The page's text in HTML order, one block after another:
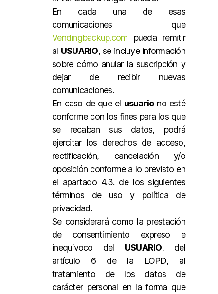
En cada una de esas
comunicaciones que
Vendingbackup.com pueda remitir
al USUARIO, se incluye información
sobre cómo anular la suscripción y
dejar de recibir nuevas
comunicaciones.
En caso de que el usuariono esté
conforme con los fines para los que
se recaban sus datos, podrá
ejercitar los derechos de acceso,
rectificación, cancelación y/o
oposición conforme a lo previsto en
el apartado 4.3. de los siguientes
términos de uso y política de
privacidad.
Se considerará como la prestación
de consentimiento expreso e
inequívoco del USUARIO, del
artículo 6 de la LOPD, al
tratamiento de los datos de
carácter personal en la forma que